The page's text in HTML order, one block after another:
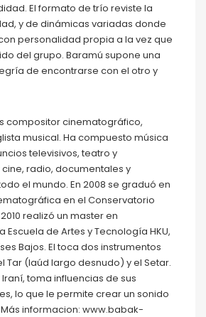
El formato de trío reviste la
y de dinámicas variadas donde
personalidad propia a la vez que
del grupo. Baramú supone una
de encontrarse con el otro y
compositor cinematográfico,
musical. Ha compuesto música
televisivos, teatro y
radio, documentales y
el mundo. En 2008 se graduó en
en el Conservatorio
2010 realizó un master en
Escuela de Artes y Tecnología HKU,
Bajos. El toca dos instrumentos
Tar (laúd largo desnudo) y el Setar.
toma influencias de sus
lo que le permite crear un sonido
informacion: www.babak-